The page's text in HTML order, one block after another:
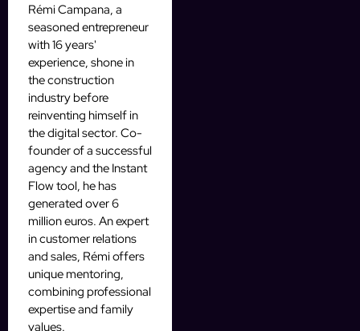
Rémi Campana, a
seasoned entrepreneur
with 16 years'
experience, shone in
the construction
industry before
reinventing himself in
the digital sector. Co-
founder of a successful
agency and the Instant
Flow tool, he has
generated over 6
million euros. An expert
in customer relations
and sales, Rémi offers
unique mentoring,
combining professional
expertise and family
values.